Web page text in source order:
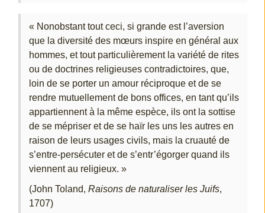
« Nonobstant tout ceci, si grande est l’aversion
que la diversité des mœurs inspire en général aux
hommes, et tout particulièrement la variété de rites
ou de doctrines religieuses contradictoires, que,
loin de se porter un amour réciproque et de se
rendre mutuellement de bons offices, en tant qu’ils
appartiennent à la même espèce, ils ont la sottise
de se mépriser et de se haïr les uns les autres en
raison de leurs usages civils, mais la cruauté de
s’entre-persécuter et de s’entr’égorger quand ils
viennent au religieux. »
(John Toland, Raisons de naturaliser les Juifs,
1707)